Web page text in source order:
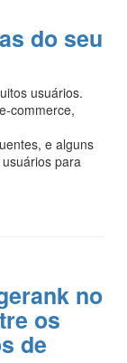
do seu
usuários.
commerce,
e alguns
para
no
os
de